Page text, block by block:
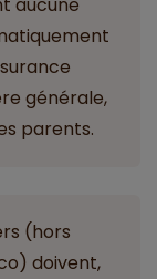
générale,
parents.
(hors
doivent,